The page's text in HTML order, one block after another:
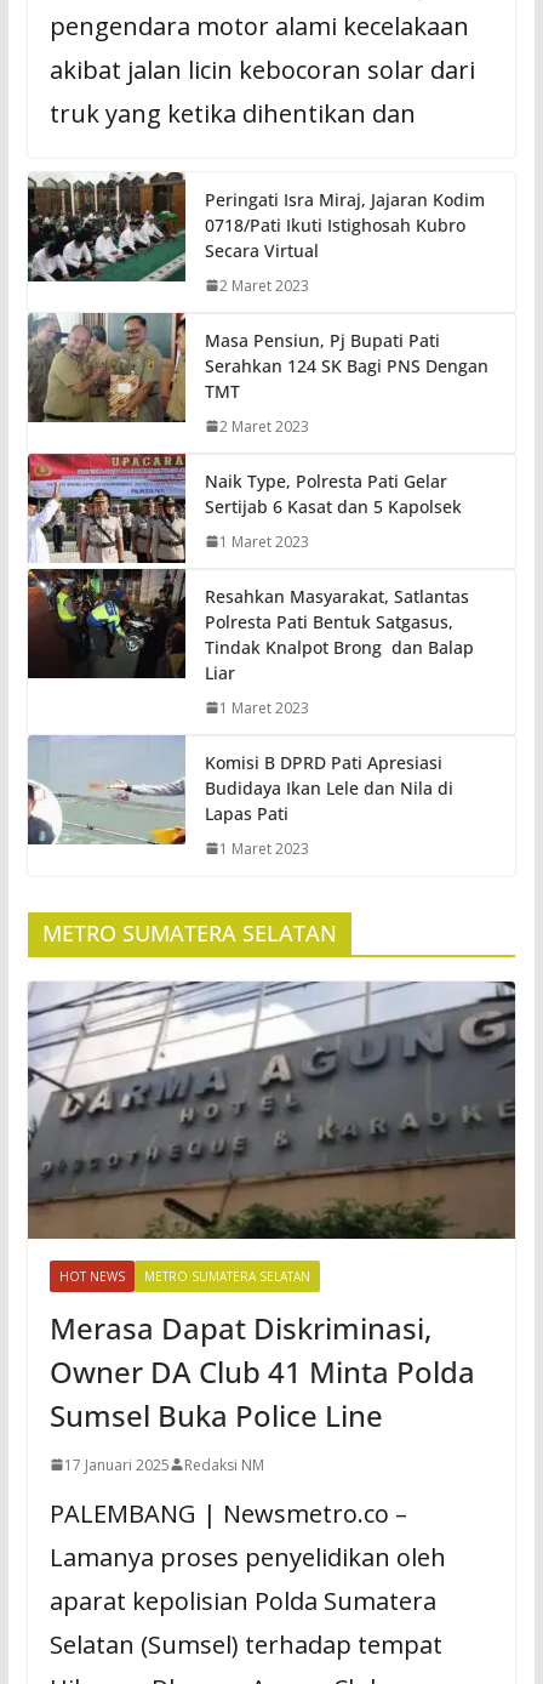
pengendara motor alami kecelakaan
akibat jalan licin kebocoran solar dari
truk yang ketika dihentikan dan
Peringati Isra Miraj, Jajaran Kodim
0718/Pati Ikuti Istighosah Kubro
Secara Virtual
2 Maret 2023
Masa Pensiun, Pj Bupati Pati
Serahkan 124 SK Bagi PNS Dengan
TMT
2 Maret 2023
Naik Type, Polresta Pati Gelar
Sertijab 6 Kasat dan 5 Kapolsek
1 Maret 2023
Resahkan Masyarakat, Satlantas
Polresta Pati Bentuk Satgasus,
Tindak Knalpot Brong dan Balap
Liar
1 Maret 2023
Komisi B DPRD Pati Apresiasi
Budidaya Ikan Lele dan Nila di
Lapas Pati
1 Maret 2023
METRO SUMATERA SELATAN
HOT NEWS METRO SUMATERA SELATAN
Merasa Dapat Diskriminasi,
Owner DA Club 41 Minta Polda
Sumsel Buka Police Line
17 Januari 2025 Redaksi NM
PALEMBANG | Newsmetro.co –
Lamanya proses penyelidikan oleh
aparat kepolisian Polda Sumatera
Selatan (Sumsel) terhadap tempat